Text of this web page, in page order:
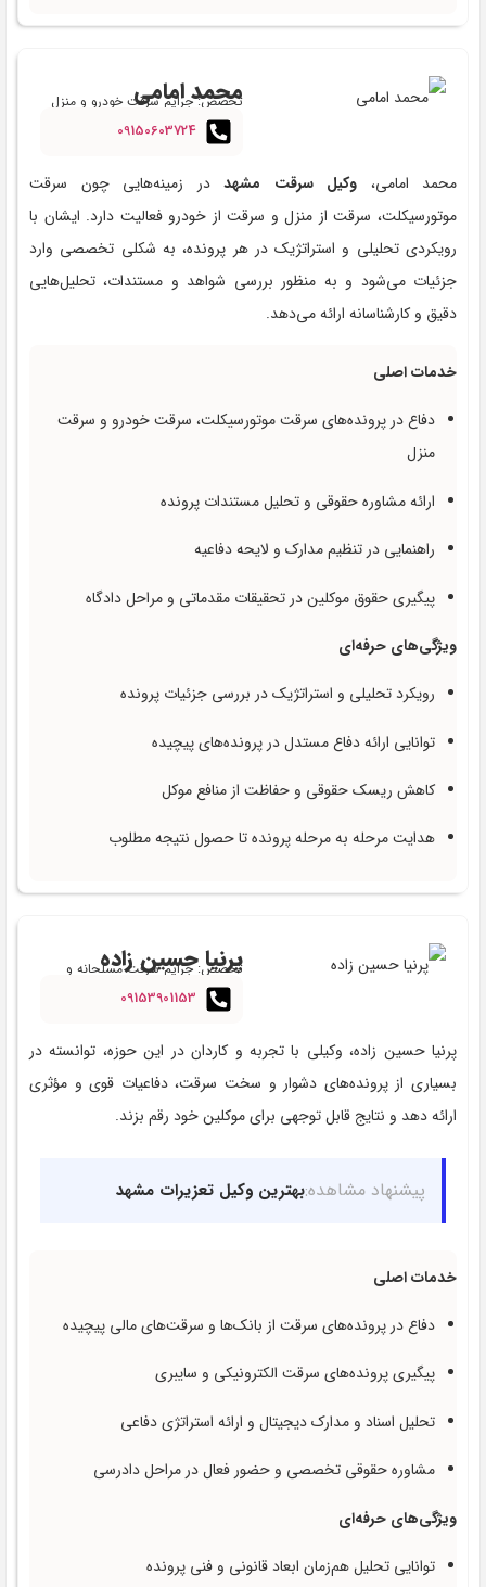
محمد امامی
تخصص: جرایم سرقت خودرو و منزل
09150603724
محمد امامی، وکیل سرقت مشهد در زمینه‌هایی چون سرقت
موتورسیکلت، سرقت از منزل و سرقت از خودرو فعالیت دارد. ایشان با
رویکردی تحلیلی و استراتژیک در هر پرونده، به شکلی تخصصی وارد
جزئیات می‌شود و به منظور بررسی شواهد و مستندات، تحلیل‌هایی
دقیق و کارشناسانه ارائه می‌دهد.
خدمات اصلی
دفاع در پرونده‌های سرقت موتورسیکلت، سرقت خودرو و سرقت
منزل
ارائه مشاوره حقوقی و تحلیل مستندات پرونده
راهنمایی در تنظیم مدارک و لایحه دفاعیه
پیگیری حقوق موکلین در تحقیقات مقدماتی و مراحل دادگاه
ویژگی‌های حرفه‌ای
رویکرد تحلیلی و استراتژیک در بررسی جزئیات پرونده
توانایی ارائه دفاع مستدل در پرونده‌های پیچیده
کاهش ریسک حقوقی و حفاظت از منافع موکل
هدایت مرحله به مرحله پرونده تا حصول نتیجه مطلوب
پرنیا حسین زاده
تخصص: جرایم سرقت مسلحانه و
سازمان‌یافته
09153901153
پرنیا حسین زاده، وکیلی با تجربه و کاردان در این حوزه، توانسته در
بسیاری از پرونده‌های دشوار و سخت سرقت، دفاعیات قوی و مؤثری
ارائه دهد و نتایج قابل توجهی برای موکلین خود رقم بزند.
پیشنهاد مشاهده:بهترین وکیل تعزیرات مشهد
خدمات اصلی
دفاع در پرونده‌های سرقت از بانک‌ها و سرقت‌های مالی پیچیده
پیگیری پرونده‌های سرقت الکترونیکی و سایبری
تحلیل اسناد و مدارک دیجیتال و ارائه استراتژی دفاعی
مشاوره حقوقی تخصصی و حضور فعال در مراحل دادرسی
ویژگی‌های حرفه‌ای
توانایی تحلیل هم‌زمان ابعاد قانونی و فنی پرونده